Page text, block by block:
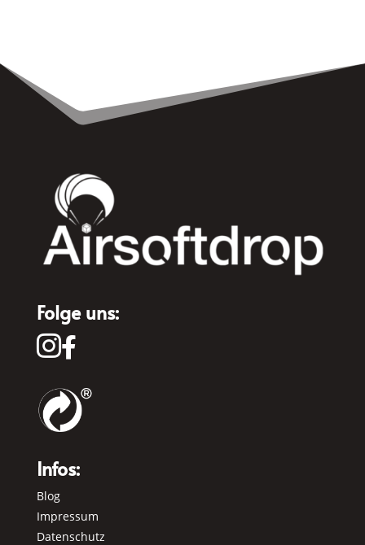
Folge uns:

Infos:
Blog
Impressum
Datenschutz